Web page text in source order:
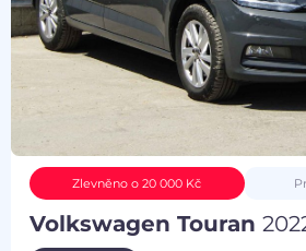
Zlevněno o 20 000 Kč
Volkswagen Touran